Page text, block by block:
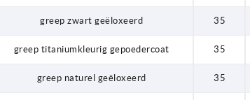
greep zwart geëloxeerd 35
greep titaniumkleurig gepoedercoat 35
greep naturel geëloxeerd 35